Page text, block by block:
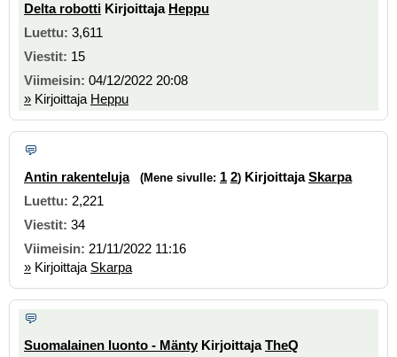
Delta robotti Kirjoittaja Heppu
3,611
15
04/12/2022 20:08
» Kirjoittaja Heppu
Antin rakenteluja (Mene sivulle: 1 2) KirjoittajaSkarpa
2,221
34
21/11/2022 11:16
» Kirjoittaja Skarpa
Suomalainen luonto - Mänty KirjoittajaTheQ